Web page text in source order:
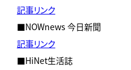
記事リンク
■NOWnews 今日新聞
記事リンク
■HiNet生活誌